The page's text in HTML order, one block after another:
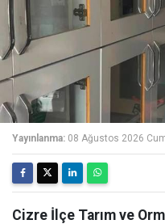
Yayınlanma: 08 Ağustos 2026
Cizre İlçe Tarım ve